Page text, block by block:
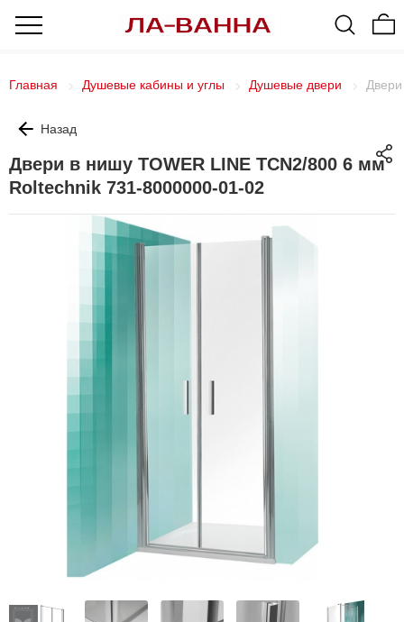
Главная Душевые кабины и углы Душевые двери
Назад
Двери в нишу TOWER LINE TCN2/800 6 мм
Roltechnik 731-8000000-01-02